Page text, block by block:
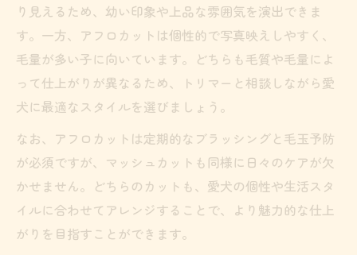
り見えるため、幼い印象や上品な雰囲気を演出できま
す。一方、アフロカットは個性的で写真映えしやすく、
毛量が多い子に向いています。どちらも毛質や毛量によ
って仕上がりが異なるため、トリマーと相談しながら愛
犬に最適なスタイルを選びましょう。
なお、アフロカットは定期的なブラッシングと毛玉予防
が必須ですが、マッシュカットも同様に日々のケアが欠
かせません。どちらのカットも、愛犬の個性や生活スタ
イルに合わせてアレンジすることで、より魅力的な仕上
がりを目指すことができます。